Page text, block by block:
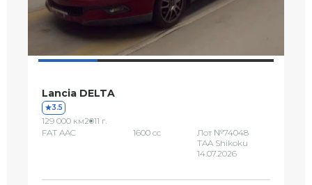
Lancia DELTA
3.5
129 000 км2011 г.
FAT AAC
1600 сс
Лот №74048
TAA Shikoku
14.07.2026